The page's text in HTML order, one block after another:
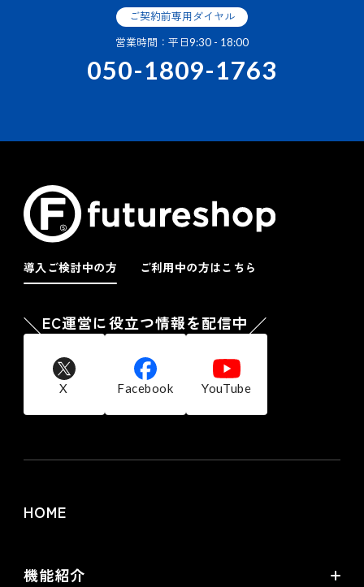
ご契約前専用ダイヤル
営業時間：平日9:30 - 18:00
050-1809-1763
導入ご検討中の方 ご利用中の方はこちら
EC運営に役立つ情報を配信中
X Facebook YouTube
HOME
機能紹介